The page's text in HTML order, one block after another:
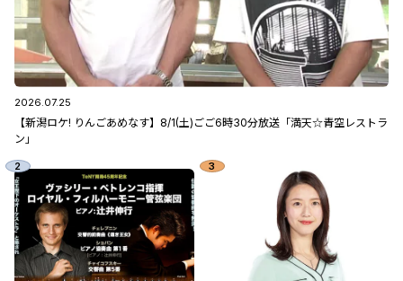
2026.07.25
【新潟ロケ! りんごあめなす】8/1(土)ごご6時30分放送「満天☆青空レストラ
ン」